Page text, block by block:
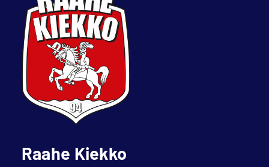
Raahe Kiekko